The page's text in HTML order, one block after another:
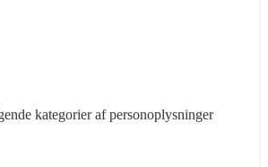
kategorier af personoplysninger